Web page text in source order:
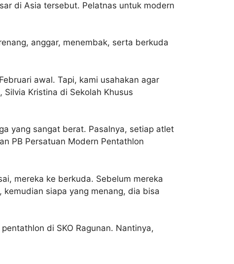
di Asia tersebut. Pelatnas untuk modern
anggar, menembak, serta berkuda
awal. Tapi, kami usahakan agar
Kristina di Sekolah Khusus
yang sangat berat. Pasalnya, setiap atlet
PB Persatuan Modern Pentathlon
mereka ke berkuda. Sebelum mereka
siapa yang menang, dia bisa
di SKO Ragunan. Nantinya,